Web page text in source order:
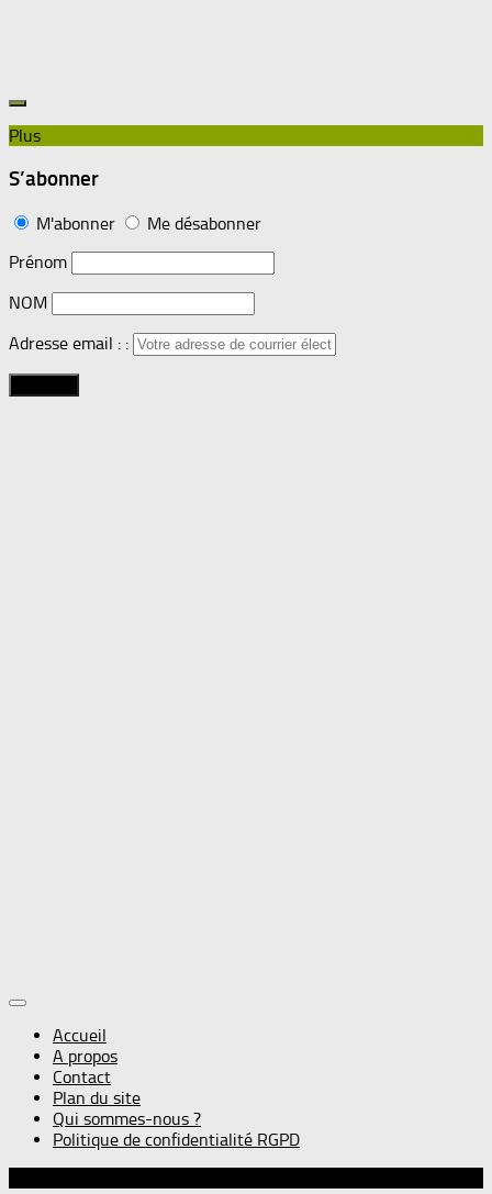
Plus
S’abonner
M'abonner
Me désabonner
Prénom
NOM
Adresse email : :
Accueil
A propos
Contact
Plan du site
Qui sommes-nous ?
Politique de confidentialité RGPD